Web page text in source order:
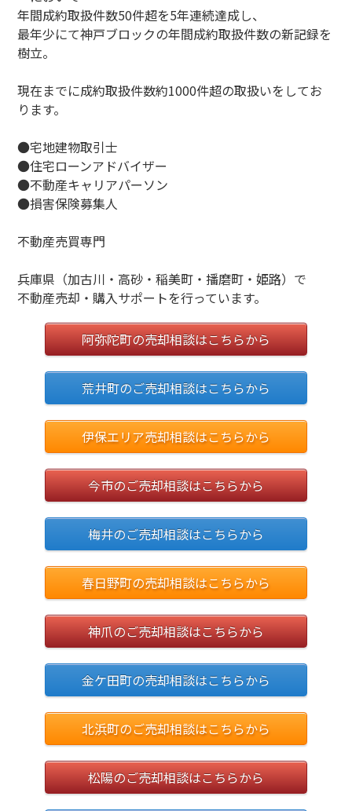
年間成約取扱件数50件超を5年連続達成し、
最年少にて神戸ブロックの年間成約取扱件数の新記録を
樹立。
現在までに成約取扱件数約1000件超の取扱いをしてお
ります。
●宅地建物取引士
●住宅ローンアドバイザー
●不動産キャリアパーソン
●損害保険募集人
不動産売買専門
兵庫県（加古川・高砂・稲美町・播磨町・姫路）で
不動産売却・購入サポートを行っています。
阿弥陀町の売却相談はこちらから
荒井町のご売却相談はこちらから
伊保エリア売却相談はこちらから
今市のご売却相談はこちらから
梅井のご売却相談はこちらから
春日野町の売却相談はこちらから
神爪のご売却相談はこちらから
金ケ田町の売却相談はこちらから
北浜町のご売却相談はこちらから
松陽のご売却相談はこちらから